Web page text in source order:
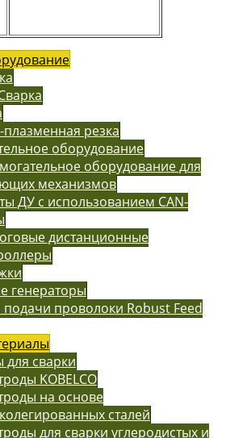
резка
оборудование
оборудование для
механизмов
ДУ с использованием CAN-
дистанционные
генераторы
проволоки Robust Feed
для сварки
KOBELCO
на основе
сталей
для сварки углеродистых и